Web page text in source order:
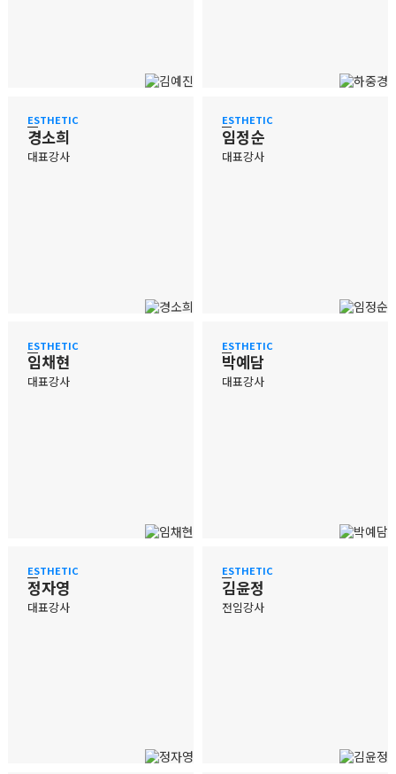
ESTHETIC
경소희
대표강사
ESTHETIC
임정순
대표강사
ESTHETIC
임채현
대표강사
ESTHETIC
박예담
대표강사
ESTHETIC
정자영
대표강사
ESTHETIC
김윤정
전임강사